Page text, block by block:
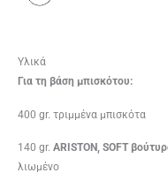
Υλικά
Για τη βάση μπισκότου:
400 gr. τριμμένα μπισκότα
140 gr. ARISTON, SOFT
λιωμένο